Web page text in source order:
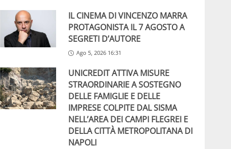
IL CINEMA DI VINCENZO MARRA
PROTAGONISTA IL 7 AGOSTO A
SEGRETI D’AUTORE
Ago 5, 2026 16:31
UNICREDIT ATTIVA MISURE
STRAORDINARIE A SOSTEGNO
DELLE FAMIGLIE E DELLE
IMPRESE COLPITE DAL SISMA
NELL’AREA DEI CAMPI FLEGREI E
DELLA CITTÀ METROPOLITANA DI
NAPOLI